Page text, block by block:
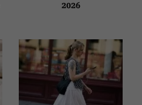
2026